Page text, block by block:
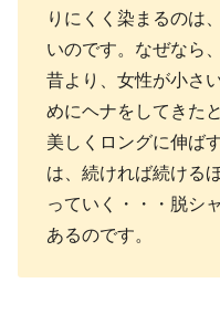
りにくく染まるのは
いのです。なぜなら
昔より、女性が小さ
めにヘナをしてきた
美しくロングに伸ば
は、続ければ続ける
っていく・・・脱シ
あるのです。